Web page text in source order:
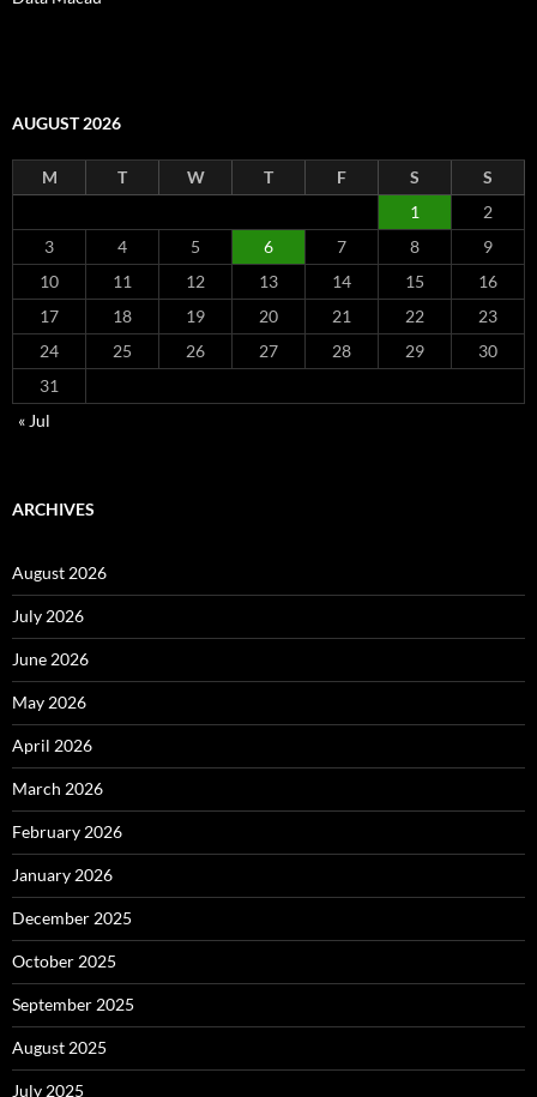
AUGUST 2026
M T W T F S
S
1
2
3
4 5 6 7 8
9
10
11 12 13 14 15
16
17
18 19 20 21 22
23
24
25 26 27 28 29
30
31
« Jul
ARCHIVES
August 2026
July 2026
June 2026
May 2026
April 2026
March 2026
February 2026
January 2026
December 2025
October 2025
September 2025
August 2025
July 2025